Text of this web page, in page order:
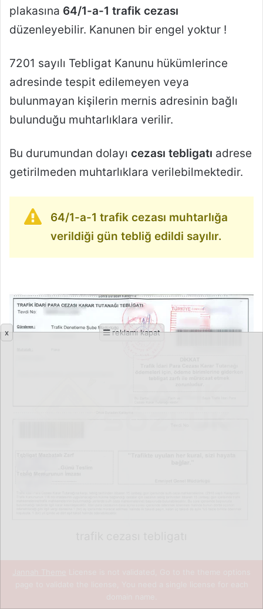
plakasına 64/1-a-1 trafik cezası
düzenleyebilir. Kanunen bir engel yoktur !
7201 sayılı Tebligat Kanunu hükümlerince
adresinde tespit edilemeyen veya
bulunmayan kişilerin mernis adresinin bağlı
bulunduğu muhtarlıklara verilir.
Bu durumundan dolayı cezası tebligatı adrese
getirilmeden muhtarlıklara verilebilmektedir.
64/1-a-1 trafik cezası muhtarlığa
verildiği gün tebliğ edildi sayılır.
reklamı kapat
x